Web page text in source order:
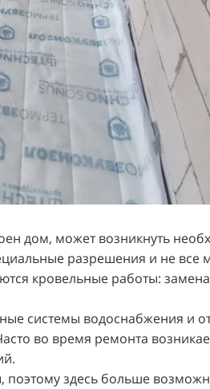
дом, может возникнуть
разрешения и не все
кровельные работы:
системы водоснабжения и
во время ремонта
здесь больше